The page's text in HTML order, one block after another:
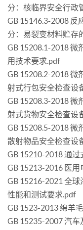
分：核临界安全行政
GB 15146.3-2008 反
分：易裂变材料贮存
GB 15208.1-2018 微
用技术要求.pdf
GB 15208.2-2018 微
射式行包安全检查设
GB 15208.3-2018 微
射式货物安全检查设
GB 15208.5-2018 微
散射物品安全检查设
GB 15210-2018 通
GB 15213-2016 医
GB 15216-2021 全
性能和测试要求.pdf
GB 1523-2013 绵羊
GB 15235-2007 汽